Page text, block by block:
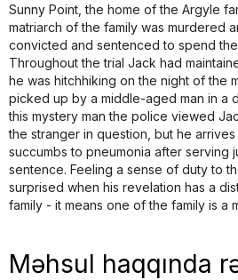
Sunny Point, the home of the Argyle
matriarch of the family was murdered
convicted and sentenced to spend
Throughout the trial Jack had
he was hitchhiking on the night of the
picked up by a middle-aged man in a
this mystery man the police viewed
the stranger in question, but he
succumbs to pneumonia after serving
sentence. Feeling a sense of duty to
surprised when his revelation has a
family - it means one of the family is a
Məhsul haqqında